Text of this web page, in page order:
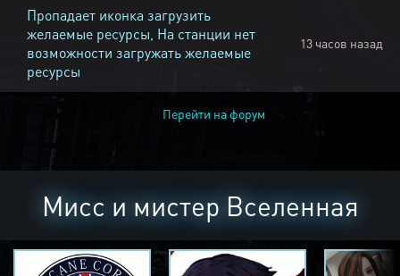
Пропадает иконка загрузить
желаемые ресурсы, На станции нет
возможности загружать желаемые
ресурсы
13 часов назад
Перейти на форум
Мисс и мистер Вселенная